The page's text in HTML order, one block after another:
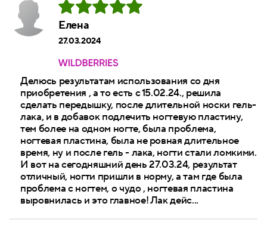
Елена
27.03.2024
Делюсь результатам использования со дня
приобретения , а то есть с 15.02.24., решила
сделать передышку, после длительной носки гель-
лака, и в добавок подлечить ногтевую пластину,
тем более на одном ногте, была проблема,
ногтевая пластина, была не ровная длительное
время, ну и после гель - лака, ногти стали ломкими.
И вот на сегодняшний день 27.03.24, результат
отличный, ногти пришли в норму, а там где была
проблема с ногтем, о чудо , ногтевая пластина
выровнилась и это главное! Лак дейс...